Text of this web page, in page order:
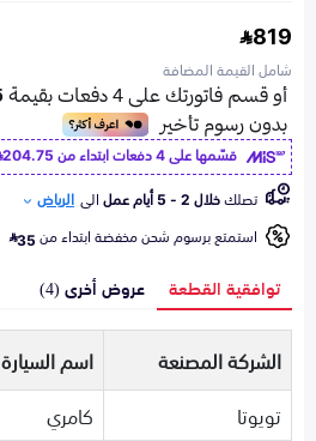
819
شامل القيمة المضافة
قسّمها على 4 دفعات ابتداء من
204.75
تصلكخلال 2 - 5 أيام عمل الى الرياض
استمتع برسوم شحن مخفضة ابتداء من35
توافقية القطعة عروض أخرى (4)
الشركة المصنعة اسم السيارة
تويوتا
كامري